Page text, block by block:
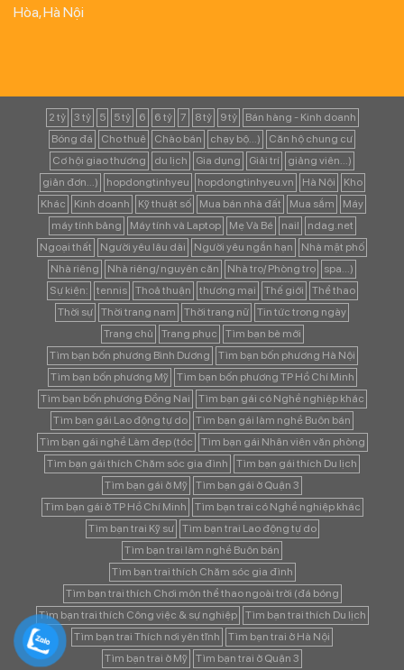
Hòa, Hà Nội
2 tỷ 3 tỷ 5 5 tỷ 6 6 tỷ 7 8 tỷ 9 tỷ
Bán hàng - Kinh doanh
Bóng đá
Cho thuê Chào bán chạy bộ...)
Căn hộ chung cư
Cơ hội giao thương
du lịch Gia dụng Giải trí
giảng viên...)
giản đơn...)
hopdongtinhyeu hopdongtinhyeu.vn Hà Nội
Kho
Khác
Kinh doanh Kỹ thuật số Mua bán nhà đất Mua sắm
Máy
máy tính bảng
Máy tính và Laptop Mẹ Và Bé nail
ndag.net
Ngoại thất
Người yêu lâu dài Người yêu ngắn hạn
Nhà mặt phố
Nhà riêng
Nhà riêng/ nguyên căn Nhà trọ/ Phòng trọ
spa...)
Sự kiện:
tennis Thoả thuận thương mại Thế giới
Thể thao
Thời sự
Thời trang nam Thời trang nữ
Tin tức trong ngày
Trang chủ
Trang phục
Tìm bạn bè mới
Tìm bạn bốn phương Bình Dương
Tìm bạn bốn phương Hà Nội
Tìm bạn bốn phương Mỹ
Tìm bạn bốn phương TP Hồ Chí Minh
Tìm bạn bốn phương Đồng Nai
Tìm bạn gái có Nghề nghiệp khác
Tìm bạn gái Lao động tự do
Tìm bạn gái làm nghề Buôn bán
Tìm bạn gái nghề Làm đẹp (tóc
Tìm bạn gái Nhân viên văn phòng
Tìm bạn gái thích Chăm sóc gia đình
Tìm bạn gái thích Du lịch
Tìm bạn gái ở Mỹ
Tìm bạn gái ở Quận 3
Tìm bạn gái ở TP Hồ Chí Minh
Tìm bạn trai có Nghề nghiệp khác
Tìm bạn trai Kỹ sư
Tìm bạn trai Lao động tự do
Tìm bạn trai làm nghề Buôn bán
Tìm bạn trai thích Chăm sóc gia đình
Tìm bạn trai thích Chơi môn thể thao ngoài trời (đá bóng
Tìm bạn trai thích Công việc & sự nghiệp
Tìm bạn trai thích Du lịch
Tìm bạn trai Thích nơi yên tĩnh
Tìm bạn trai ở Hà Nội
Tìm bạn trai ở Mỹ
Tìm bạn trai ở Quận 3